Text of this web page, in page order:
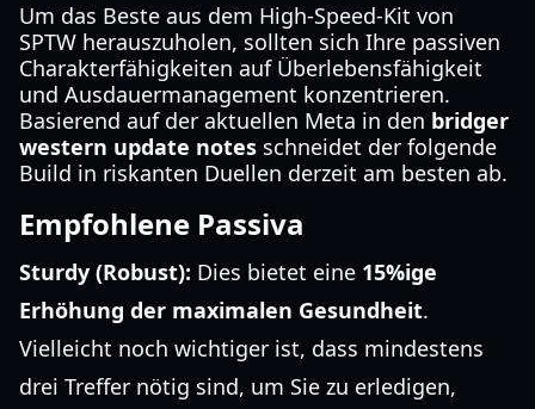
Um das Beste aus dem High-Speed-Kit von
SPTW herauszuholen, sollten sich Ihre passiven
Charakterfähigkeiten auf Überlebensfähigkeit
und Ausdauermanagement konzentrieren.
Basierend auf der aktuellen Meta in den bridger
western update notes schneidet der folgende
Build in riskanten Duellen derzeit am besten ab.
Empfohlene Passiva
Sturdy (Robust): Dies bietet eine 15%ige
Erhöhung der maximalen Gesundheit.
Vielleicht noch wichtiger ist, dass mindestens
drei Treffer nötig sind, um Sie zu erledigen,